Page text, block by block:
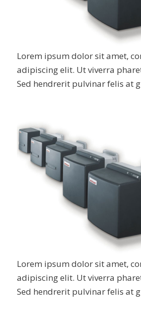
Lorem ipsum dolor sit amet,
adipiscing elit. Ut viverra
Sed hendrerit pulvinar felis at
Lorem ipsum dolor sit amet,
adipiscing elit. Ut viverra
Sed hendrerit pulvinar felis at